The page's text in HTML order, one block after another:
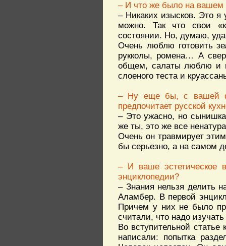
– И что же было на вашем
– Никаких изысков. Это я
можно. Так что свои
состоянии. Но, думаю,
Очень люблю готовить
рукколы, ромена… А
общем, салаты люблю и
слоеного теста и
– Ну еще бы, с вашей
предпочитает русской
– Это ужасно, но
же ты, это же все
Очень он травмирует
бы серьезно, а на самом
– И ваше эстетическое
энциклопедии?
– Знания нельзя делить
Аламбер. В первой
Причем у них не было
считали, что надо
Во вступительной
написали: попытка